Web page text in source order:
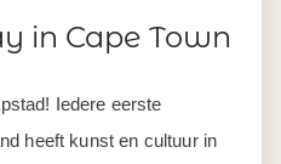
in Cape Town
Iedere eerste
heeft kunst en cultuur in